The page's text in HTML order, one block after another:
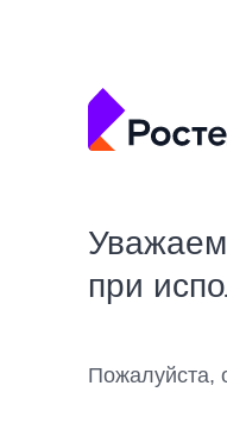
при
Пожалуйста,